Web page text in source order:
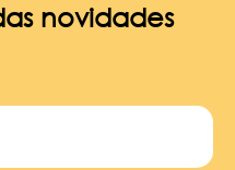
novidades